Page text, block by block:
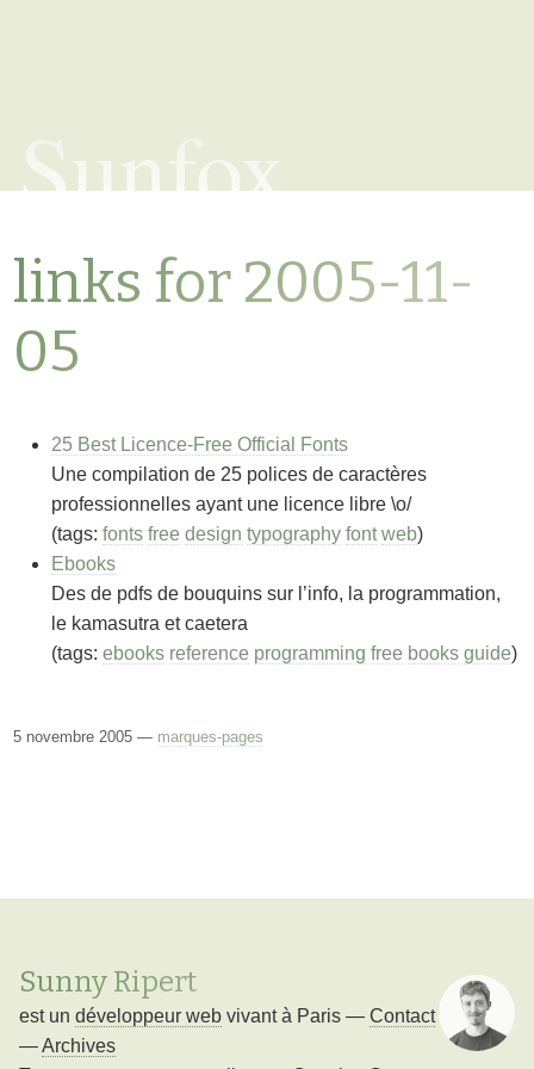
Sunfox
links for 2005-11-
05
25 Best Licence-Free Official Fonts
Une compilation de 25 polices de caractères
professionnelles ayant une licence libre \o/
(tags:fonts free design typography font web)
Ebooks
Des de pdfs de bouquins sur l’info, la programmation,
le kamasutra et caetera
(tags:ebooks reference programming free books guide)
5 novembre 2005 — marques-pages
Sunny Ripert
est un développeur web vivant à Paris — Contact
—Archives